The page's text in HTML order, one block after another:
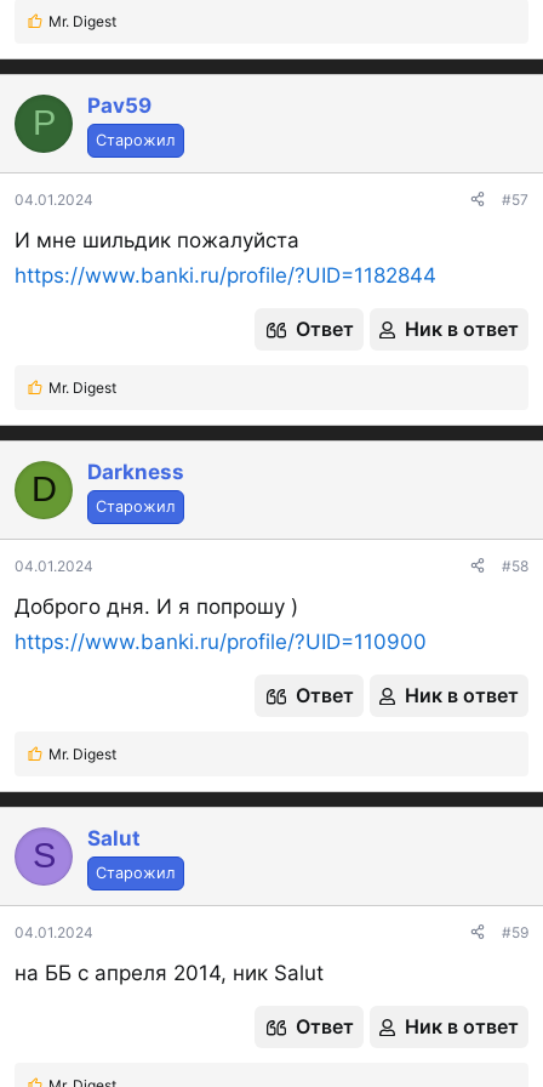
Р
а
к
и
и
Mr. Digest
P Pav59
Старожил
04.01.2024 #57
И мне шильдик пожалуйста
https://www.banki.ru/profile/?UID=1182844
Ответ Ник в ответ
Р
а
к
и
и
Mr. Digest
D Darkness
Старожил
04.01.2024 #58
Доброго дня. И я попрошу )
https://www.banki.ru/profile/?UID=110900
Ответ Ник в ответ
Р
а
к
и
и
Mr. Digest
S Salut
Старожил
04.01.2024 #59
на ББ с апреля 2014, ник Salut
Ответ Ник в ответ